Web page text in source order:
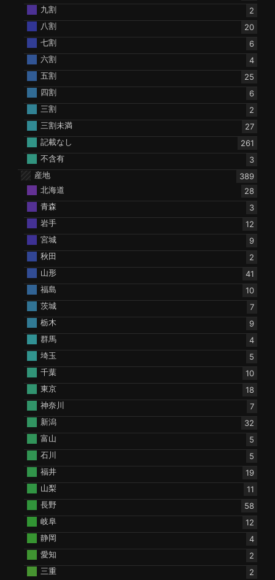
九割
2
八割
20
七割
6
六割
4
五割
25
四割
6
三割
2
三割未満
27
記載なし
261
不含有
3
産地
389
北海道
28
青森
3
岩手
12
宮城
9
秋田
2
山形
41
福島
10
茨城
7
栃木
9
群馬
4
埼玉
5
千葉
10
東京
18
神奈川
7
新潟
32
富山
5
石川
5
福井
19
山梨
11
長野
58
岐阜
12
静岡
4
愛知
2
三重
2